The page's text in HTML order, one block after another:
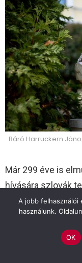
Báró Harruckern
Már 299 éve is
hívására szlovák
Nekik
elnéptelenedett
Szarvas város
A jobb felhasználói
használunk.
OK